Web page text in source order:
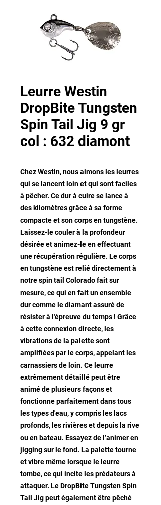
Leurre Westin
DropBite Tungsten
Spin Tail Jig 9 gr
col : 632 diamont
Chez Westin, nous aimons les leurres
qui se lancent loin et qui sont faciles
à pêcher. Ce dur à cuire se lance à
des kilomètres grâce à sa forme
compacte et son corps en tungstène.
Laissez-le couler à la profondeur
désirée et animez-le en effectuant
une récupération régulière. Le corps
en tungstène est relié directement à
notre spin tail Colorado fait sur
mesure, ce qui en fait un ensemble
dur comme le diamant assuré de
résister à l'épreuve du temps ! Grâce
à cette connexion directe, les
vibrations de la palette sont
amplifiées par le corps, appelant les
carnassiers de loin. Ce leurre
extrêmement détaillé peut être
animé de plusieurs façons et
fonctionne parfaitement dans tous
les types d'eau, y compris les lacs
profonds, les rivières et depuis la rive
ou en bateau. Essayez de l’animer en
jigging sur le fond. La palette tourne
et vibre même lorsque le leurre
tombe, ce qui incite les prédateurs à
attaquer. Le DropBite Tungsten Spin
Tail Jig peut également être pêché